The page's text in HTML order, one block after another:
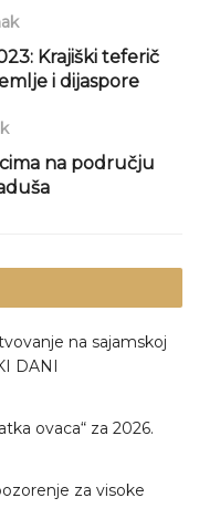
Krajiški teferič
i dijaspore
na području
na sajamskoj
DANI
ovaca“ za 2026.
za visoke